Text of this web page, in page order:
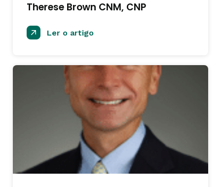
Therese Brown CNM, CNP
Ler o artigo